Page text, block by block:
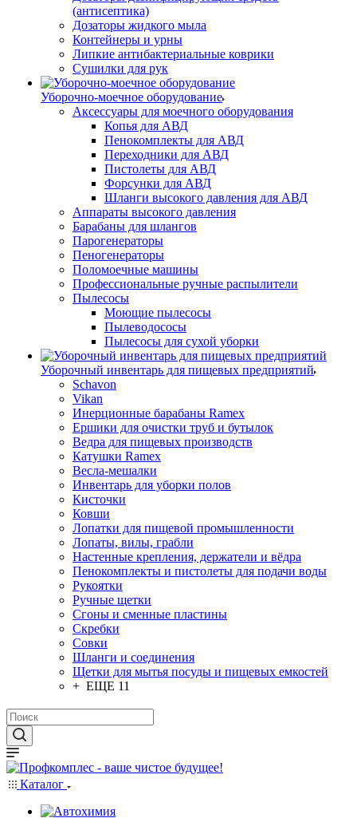
(антисептика)
Дозаторы жидкого мыла
Контейнеры и урны
Липкие антибактериальные коврики
Сушилки для рук
Уборочно-моечное оборудование
Аксессуары для моечного оборудования
Копья для АВД
Пенокомплекты для АВД
Переходники для АВД
Пистолеты для АВД
Форсунки для АВД
Шланги высокого давления для АВД
Аппараты высокого давления
Барабаны для шлангов
Парогенераторы
Пеногенераторы
Поломоечные машины
Профессиональные ручные распылители
Пылесосы
Моющие пылесосы
Пылеводососы
Пылесосы для сухой уборки
Уборочный инвентарь для пищевых предприятий
Schavon
Vikan
Инерционные барабаны Ramex
Ершики для очистки труб и бутылок
Ведра для пищевых производств
Катушки Ramex
Весла-мешалки
Инвентарь для уборки полов
Кисточки
Ковши
Лопатки для пищевой промышленности
Лопаты, вилы, грабли
Настенные крепления, держатели и вёдра
Пенокомплекты и пистолеты для подачи воды
Рукоятки
Ручные щетки
Сгоны и сменные пластины
Скребки
Совки
Шланги и соединения
Щетки для мытья посуды и пищевых емкостей
+ ЕЩЕ 11
Каталог